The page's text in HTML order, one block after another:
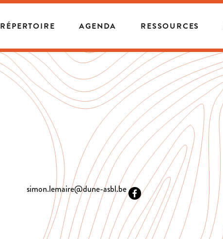
RÉPERTOIRE AGENDA RESSOURCES
simon.lemaire@dune-asbl.be